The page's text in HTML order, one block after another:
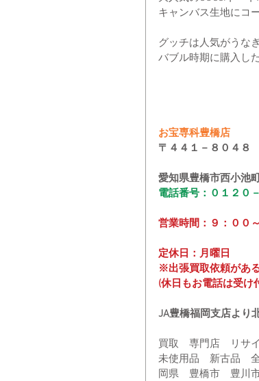
キャンバス生地にコ
グッチは人気がうな
バブル時期に購入し
お宝専科豊橋店
〒４４１－８０４８
愛知県豊橋市西小池
電話番号：０１２０
営業時間：９：００
定休日：月曜日
※出張買取依頼があ
(休日もお電話は受け
JA豊橋福岡支店より
買取　専門店　リサ
未使用品　新古品　
岡県　豊橋市　豊川